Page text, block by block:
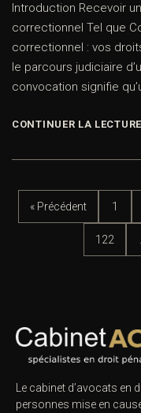
Introduction Recevoir
correctionnel Tel que
correctionnel : vos
le parcours judiciaire
convocation signifie
CONTINUER LA LECTURE
« Précédent 1
122
Le cabinet d’avocats en
personnes mise en